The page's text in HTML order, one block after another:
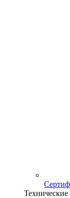
Технические